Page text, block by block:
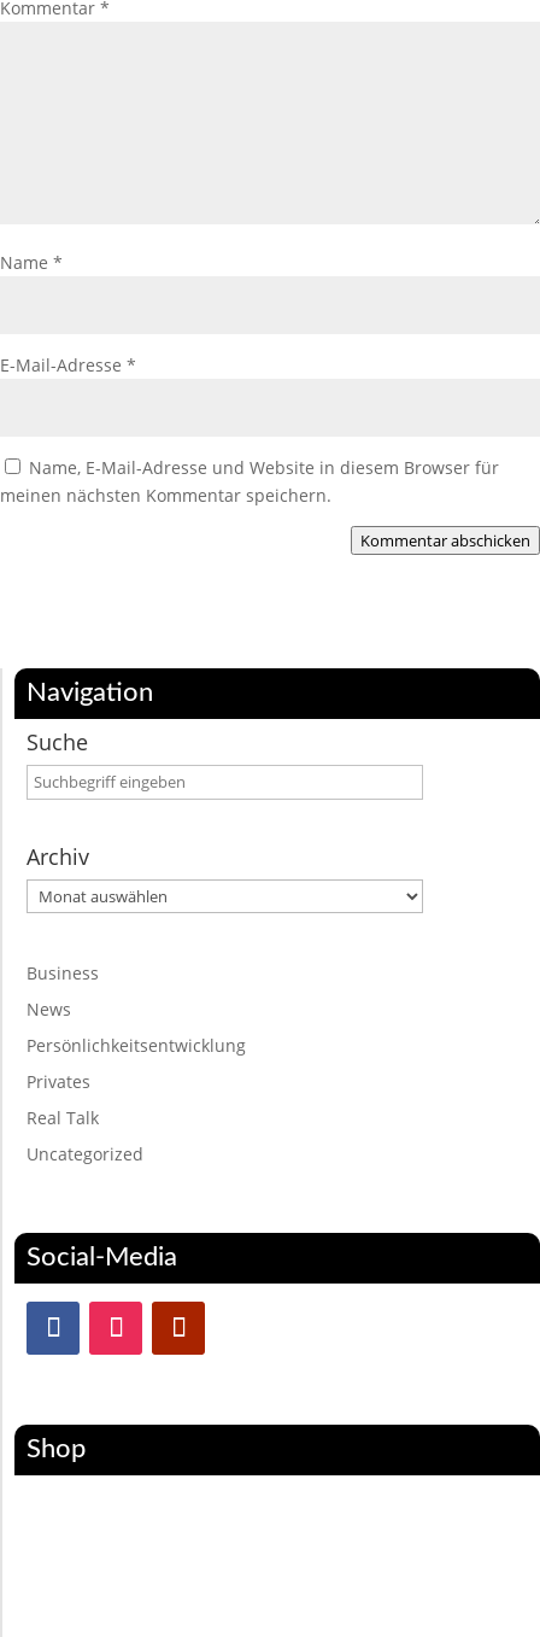
Kommentar *
Name *
E-Mail-Adresse *
Name, E-Mail-Adresse und Website in diesem Browser für
meinen nächsten Kommentar speichern.
Kommentar abschicken
Navigation
Suche
Archiv
Archiv
Business
News
Persönlichkeitsentwicklung
Privates
Real Talk
Uncategorized
Social-Media
Shop